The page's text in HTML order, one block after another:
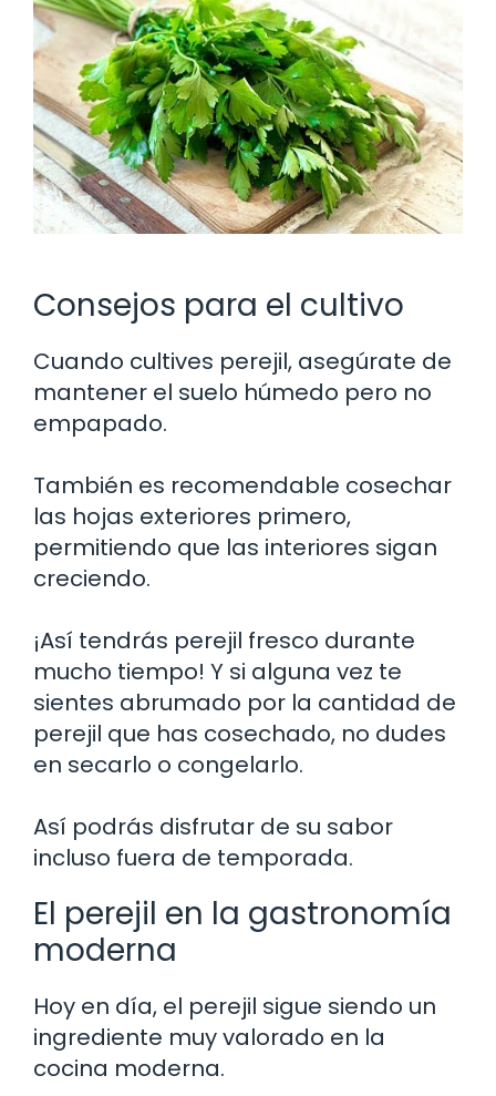
Consejos para el cultivo
Cuando cultives perejil, asegúrate de
mantener el suelo húmedo pero no
empapado.
También es recomendable cosechar
las hojas exteriores primero,
permitiendo que las interiores sigan
creciendo.
¡Así tendrás perejil fresco durante
mucho tiempo! Y si alguna vez te
sientes abrumado por la cantidad de
perejil que has cosechado, no dudes
en secarlo o congelarlo.
Así podrás disfrutar de su sabor
incluso fuera de temporada.
El perejil en la gastronomía
moderna
Hoy en día, el perejil sigue siendo un
ingrediente muy valorado en la
cocina moderna.